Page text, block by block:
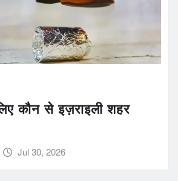
कौन से इज़राइली शहर
Jul 30, 2026